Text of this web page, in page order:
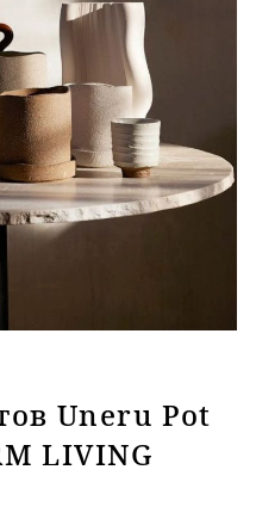
Uneru Pot
LIVING